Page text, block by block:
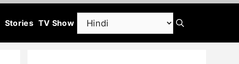
Stories TV Show